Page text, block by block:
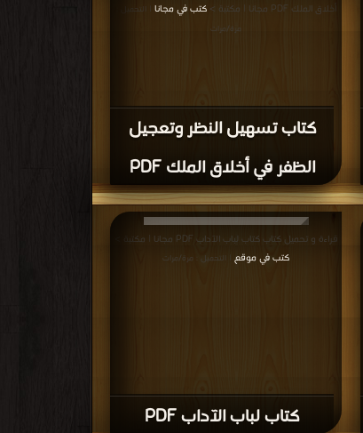
كتاب تسهيل النظر وتعجيل
الظفر في أخلاق الملك PDF
أخلاق الملك PDF مجانا | مكتبة >
كتب في مجانا | التحميل :
مرة/مرات
كتاب لباب الآداب PDF
قراءة و تحميل كتاب كتاب لباب الآداب PDF مجانا | مكتبة >
كتب في موقع | التحميل : مرة/مرات